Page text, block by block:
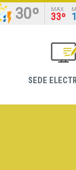
30º MAX
33º
SEDE